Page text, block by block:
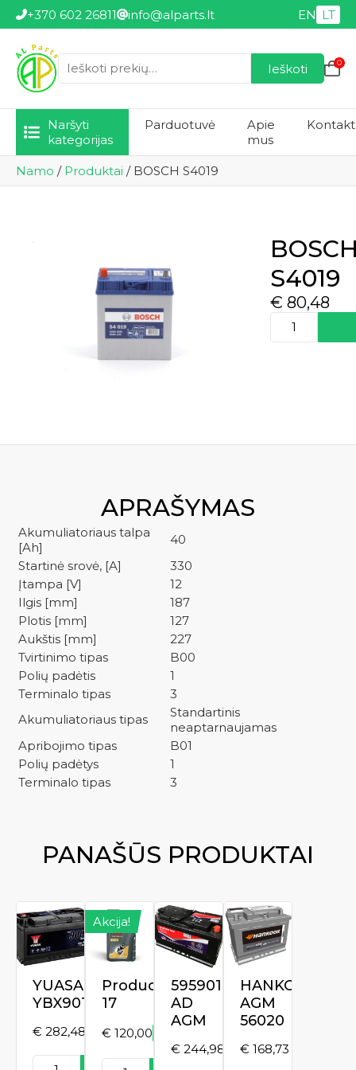
+370 602 26811 info@alparts.lt EN LT
Ieškoti: Ieškoti 0
Naršyti
kategorijas
Parduotuvė
Apie
mus
Namo / Produktai / BOSCH S4019
S4019
€ 80,48
produkto
kiekis:
APRAŠYMAS
Akumuliatoriaus talpa
[Ah]
40
Startinė srovė, [A]
330
Įtampa [V]
12
Ilgis [mm]
187
Plotis [mm]
127
Aukštis [mm]
227
Tvirtinimo tipas
B00
Polių padėtis
1
Terminalo tipas
3
Akumuliatoriaus tipas
Standartinis
neaptarnaujamas
Apribojimo tipas
B01
Polių padėtys
1
Terminalo tipas
3
PANAŠŪS PRODUKTAI
YUASA
YBX9019
€ 282,48
produkto
Akcija!
Product
17
Original
price
€ 120,00
Current
price
produkto
595901081
AD
AGM
€ 244,98
HANKOOK
AGM
56020
€ 168,73